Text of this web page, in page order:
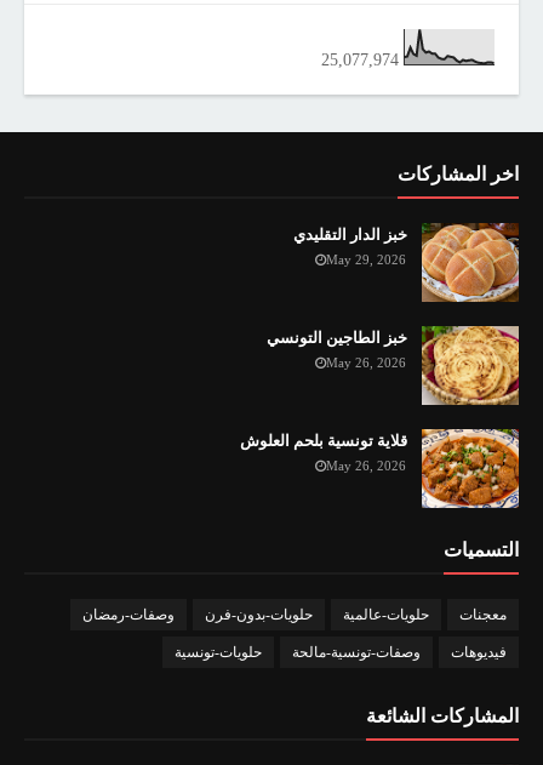
25,077,974
اخر المشاركات
خبز الدار التقليدي
May 29, 2026
خبز الطاجين التونسي
May 26, 2026
قلاية تونسية بلحم العلوش
May 26, 2026
التسميات
معجنات حلويات-عالمية حلويات-بدون-فرن وصفات-رمضان
فيديوهات وصفات-تونسية-مالحة حلويات-تونسية
المشاركات الشائعة